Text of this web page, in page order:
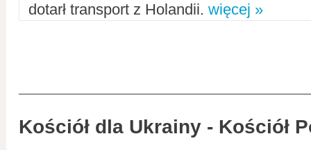
dotarł transport z Holandii. więcej »
Kościół dla Ukrainy - Kościół